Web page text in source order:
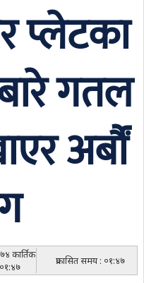
प्लेटका
गतल
अर्बौं
कार्तिक
प्रकासित समय : ०१:४७